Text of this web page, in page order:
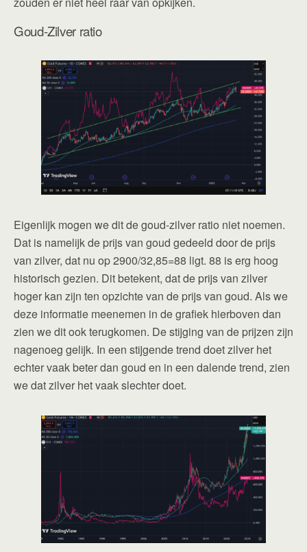
Goud-Zilver ratio
Eigenlijk mogen we dit de goud-zilver ratio niet noemen.
Dat is namelijk de prijs van goud gedeeld door de prijs
van zilver, dat nu op 2900/32,85=88 ligt. 88 is erg hoog
historisch gezien. Dit betekent, dat de prijs van zilver
hoger kan zijn ten opzichte van de prijs van goud. Als we
deze informatie meenemen in de grafiek hierboven dan
zien we dit ook terugkomen. De stijging van de prijzen zijn
nagenoeg gelijk. In een stijgende trend doet zilver het
echter vaak beter dan goud en in een dalende trend, zien
we dat zilver het vaak slechter doet.